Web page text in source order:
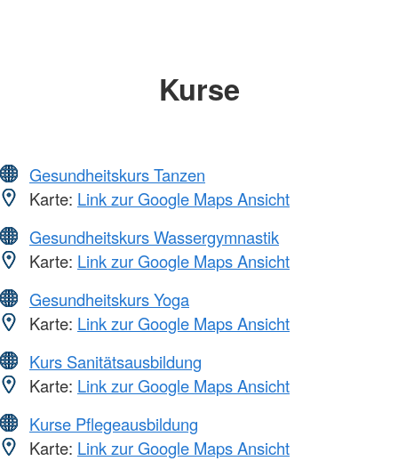
Kurse
Gesundheitskurs Tanzen
Karte: Link zur Google Maps Ansicht
Gesundheitskurs Wassergymnastik
Karte: Link zur Google Maps Ansicht
Gesundheitskurs Yoga
Karte: Link zur Google Maps Ansicht
Kurs Sanitätsausbildung
Karte: Link zur Google Maps Ansicht
Kurse Pflegeausbildung
Karte: Link zur Google Maps Ansicht